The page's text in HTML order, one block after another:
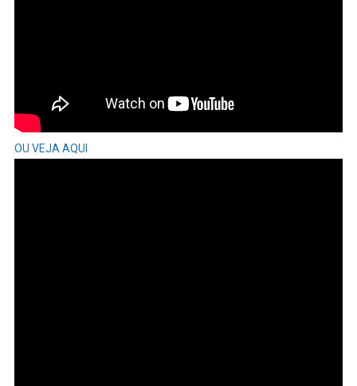
OU VEJA AQUI